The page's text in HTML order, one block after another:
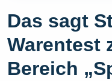
Das sagt
Warentest
Bereich